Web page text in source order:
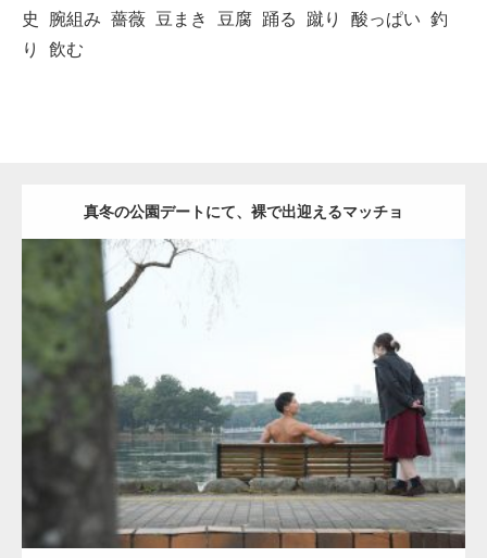
史
腕組み 薔薇 豆まき 豆腐 踊る 蹴り 酸っぱい 釣
り
飲む
真冬の公園デートにて、裸で出迎えるマッチョ
公園のマッチョ AKIHITO(細マッチョ) 背中
ダウンロード